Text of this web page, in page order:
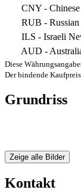
CNY -
RUB -
ILS - Israeli
AUD -
Diese
Der bindende
Grundriss
Zeige alle Bilder
Kontakt